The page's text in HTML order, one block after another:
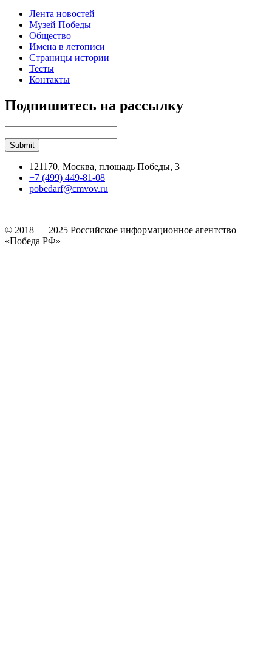
Лента новостей
Музей Победы
Общество
Имена в летописи
Страницы истории
Тесты
Контакты
Подпишитесь на рассылку
121170, Москва, площадь Победы, 3
+7 (499) 449-81-08
pobedarf@cmvov.ru
© 2018 — 2025 Российское информационное агентство
«Победа РФ»